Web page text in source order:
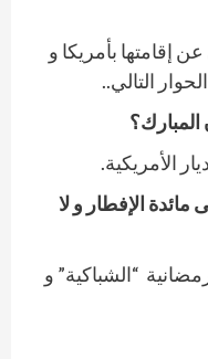
إقامتها بأمريكا و
التالي..
الأمريكية.
الإفطار و لا
“الشباكية” و